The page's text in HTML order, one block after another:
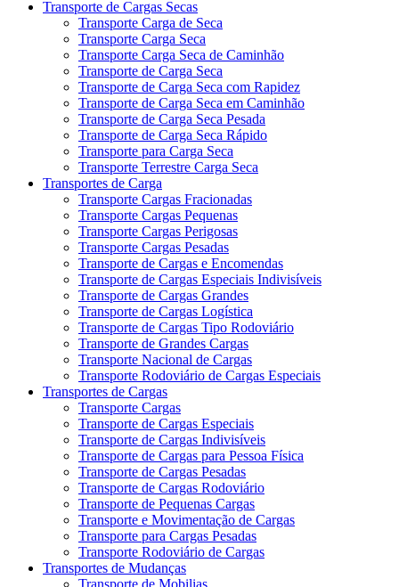
Transporte de Cargas Secas
Transporte Carga de Seca
Transporte Carga Seca
Transporte Carga Seca de Caminhão
Transporte de Carga Seca
Transporte de Carga Seca com Rapidez
Transporte de Carga Seca em Caminhão
Transporte de Carga Seca Pesada
Transporte de Carga Seca Rápido
Transporte para Carga Seca
Transporte Terrestre Carga Seca
Transportes de Carga
Transporte Cargas Fracionadas
Transporte Cargas Pequenas
Transporte Cargas Perigosas
Transporte Cargas Pesadas
Transporte de Cargas e Encomendas
Transporte de Cargas Especiais Indivisíveis
Transporte de Cargas Grandes
Transporte de Cargas Logística
Transporte de Cargas Tipo Rodoviário
Transporte de Grandes Cargas
Transporte Nacional de Cargas
Transporte Rodoviário de Cargas Especiais
Transportes de Cargas
Transporte Cargas
Transporte de Cargas Especiais
Transporte de Cargas Indivisíveis
Transporte de Cargas para Pessoa Física
Transporte de Cargas Pesadas
Transporte de Cargas Rodoviário
Transporte de Pequenas Cargas
Transporte e Movimentação de Cargas
Transporte para Cargas Pesadas
Transporte Rodoviário de Cargas
Transportes de Mudanças
Transporte de Mobilias